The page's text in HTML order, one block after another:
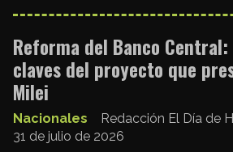
Reforma del Banco
claves del proyecto que
Milei
Redacción El Día de
Nacionales
31 de julio de 2026